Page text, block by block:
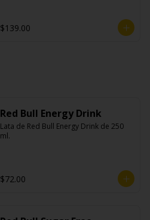
$139.00
Red Bull Energy Drink
Lata de Red Bull Energy Drink de 250
ml.
$72.00